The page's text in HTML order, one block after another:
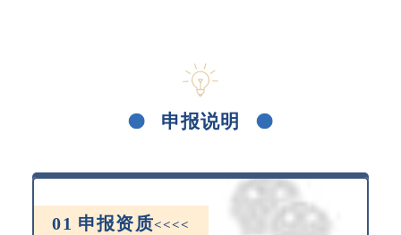
申报说明
01 申报资质<<<<